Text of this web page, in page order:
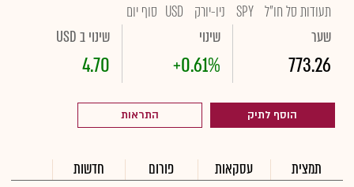
תעודות סל חו"ל SPY ניו-יורק USD סוף יום
שער
773.26
שינוי
+0.61%
שינוי ב USD
4.70
הוסף לתיק התראות
תמצית עסקאות פורום חדשות